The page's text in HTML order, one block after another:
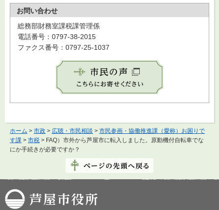
お問い合わせ
総務部財務室課税課管理係
電話番号：0797-38-2015
ファクス番号：0797-25-1037
ホーム > 市政 > 広聴・市民相談 > 市民参画・協働推進課（愛称）お困りで
す課 > 市税 > FAQ）市外から芦屋市に転入しました。原動機付自転車でな
にか手続きが必要ですか？
芦屋市役所